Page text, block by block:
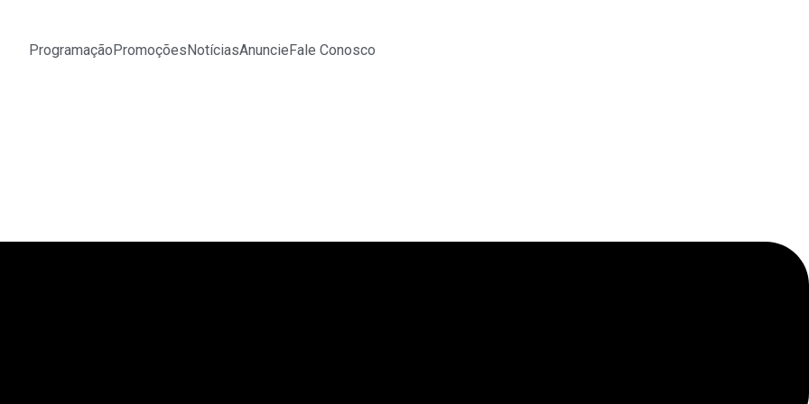
ProgramaçãoPromoçõesNotíciasAnuncieFale Conosco